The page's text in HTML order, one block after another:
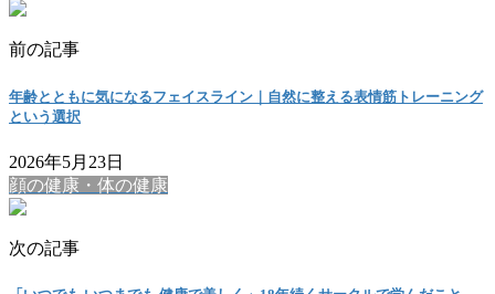
前の記事
年齢とともに気になるフェイスライン｜自然に整える表情筋トレーニング
という選択
2026年5月23日
顔の健康・体の健康
次の記事